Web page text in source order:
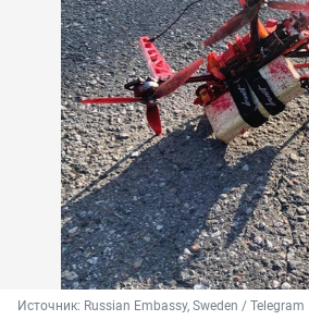
Источник: Russian Embassy, Sweden / Telegram